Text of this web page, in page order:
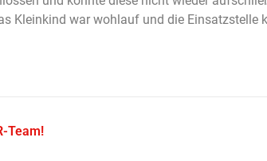
Kleinkind war wohlauf und die Einsatzstelle
Team!